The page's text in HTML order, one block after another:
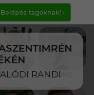
RANDI
Belépés tagoknak! ›
ONLINE